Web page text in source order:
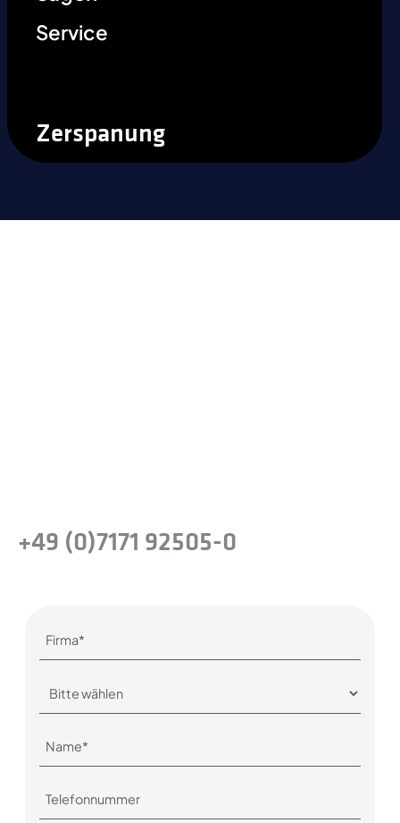
Service
Zerspanung
+49 (0)7171 92505-0